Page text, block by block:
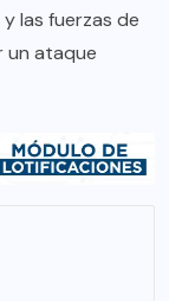
las fuerzas de
un ataque